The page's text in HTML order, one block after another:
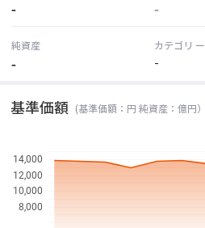
- -
純資産 カテゴリ ー
- -
基準価額 (基準価額：円 純資産：億円）
8,000
10,000
12,000
14,000